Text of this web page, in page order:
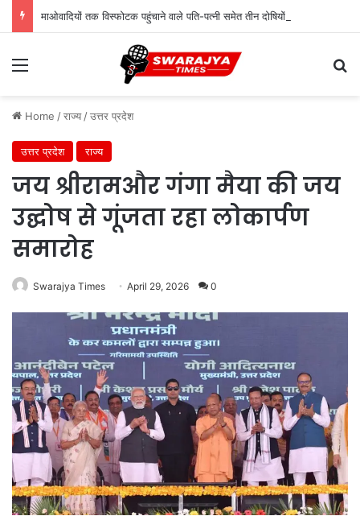
Menu
Home /राज्य /उत्तर प्रदेश
उत्तर प्रदेश राज्य
जय श्रीरामऔर गंगा मैया की जय
उद्घोष से गूंजता रहा लोकार्पण
समारोह
Swarajya Times April 29, 2026 0